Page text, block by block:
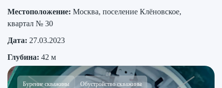
Местоположение: Москва, поселение Клёновское,
квартал № 30
Дата: 27.03.2023
Глубина: 42 м
Бурение скважины Обустройство скважины